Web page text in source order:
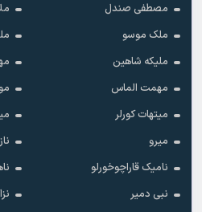
مصطفی صندل
ملک موسو
ملیکه شاهین
مهمت الماس
میتهات کورلر
میرو
نامیک قاراچوخورلو
نبی دمیر